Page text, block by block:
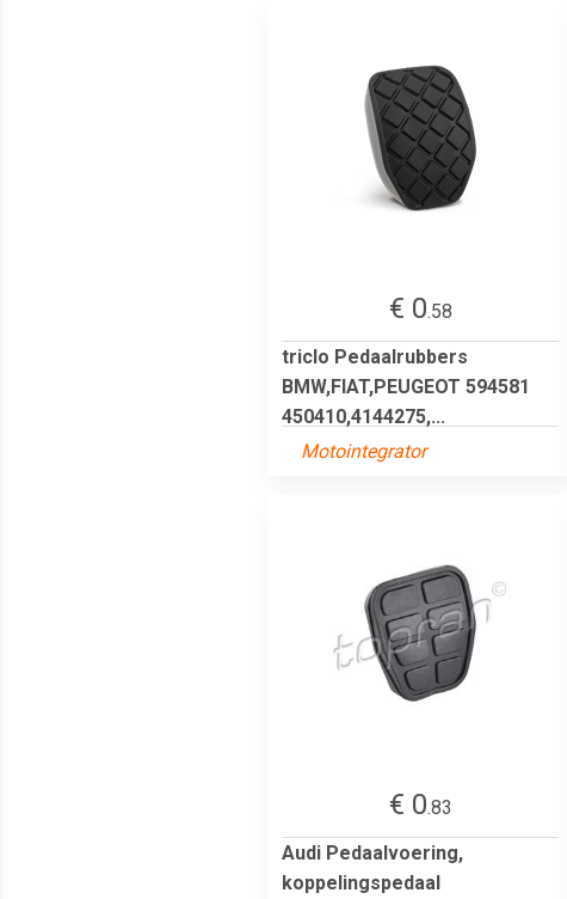
€ 0.58
triclo Pedaalrubbers
BMW,FIAT,PEUGEOT 594581
450410,4144275,...
Motointegrator
€ 0.83
Audi Pedaalvoering,
koppelingspedaal